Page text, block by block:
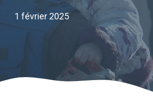
1 février 2025